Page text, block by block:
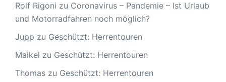
Rolf Rigoni zu Coronavirus – Pandemie – Ist Urlaub
und Motorradfahren noch möglich?
Jupp zu Geschützt: Herrentouren
Maikel zu Geschützt: Herrentouren
Thomas zu Geschützt: Herrentouren